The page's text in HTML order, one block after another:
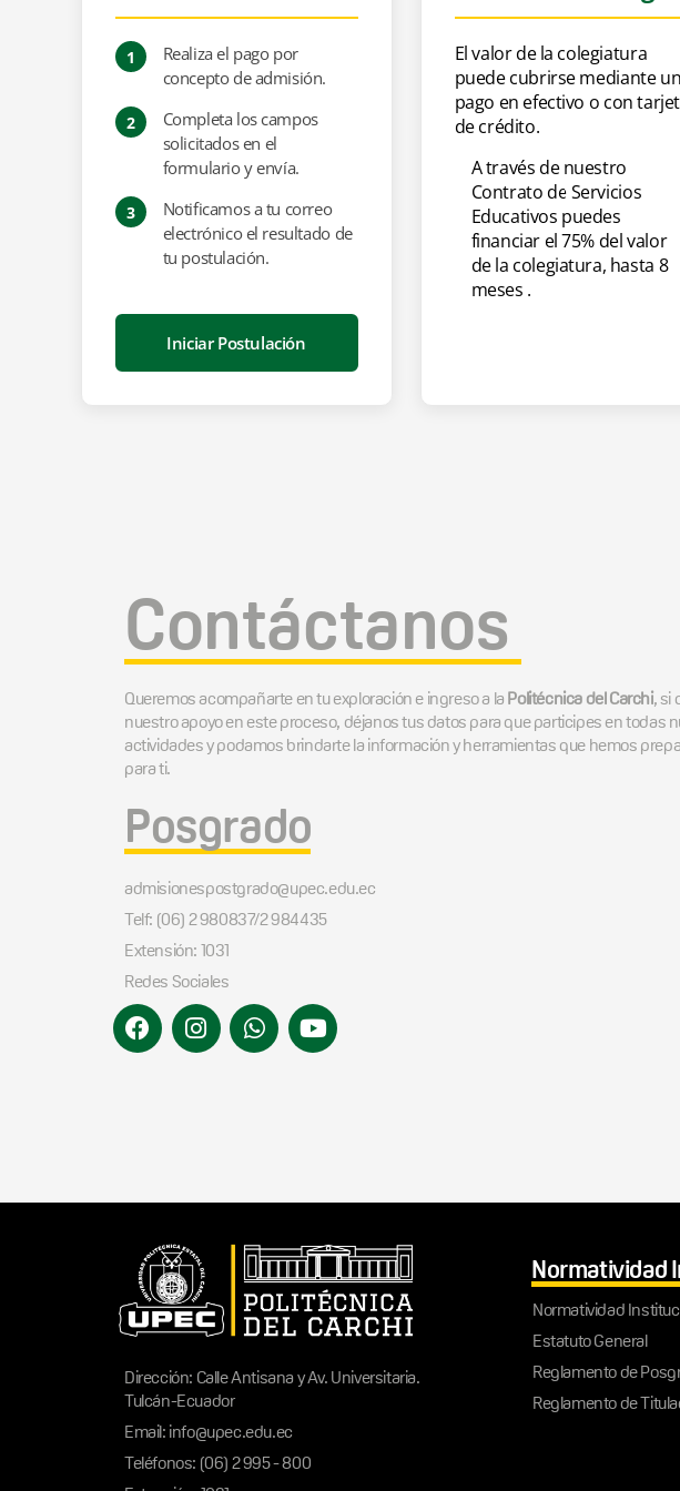
Magíster en Educación con Mención en
Comunicación Educativa
MIÉ VIE 18:00 – 22:00
1
Realiza el pago por
concepto de admisión.
2
Completa los campos
solicitados en el
formulario y envía.
3
Notificamos a tu correo
electrónico el resultado de
tu postulación.
Iniciar Postulación
El valor de la colegiatura
puede cubrirse mediante un
pago en efectivo o con
de crédito.
A través de nuestro
Contrato de Servicios
Educativos puedes
financiar el 75% del valor
de la colegiatura, hasta 8
meses .
Contáctanos
Queremos acompañarte en tu exploración e ingreso a laPolitécnica del Carchi, si
nuestro apoyo en este proceso, déjanos tus datos para que participes en todas
actividades y podamos brindarte la información y herramientas que hemos
para ti.
Posgrado
admisionespostgrado@upec.edu.ec
Telf: (06) 2 980837/2 984435
Extensión: 1031
Redes Sociales
Dirección: Calle Antisana y Av. Universitaria.
Tulcán-Ecuador
Email: info@upec.edu.ec
Teléfonos: (06) 2 995 - 800
Normatividad
Normatividad
Estatuto General
Reglamento de
Reglamento de